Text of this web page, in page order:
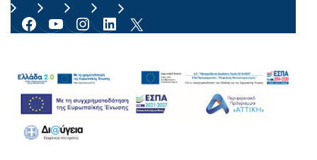
Facebook YouTube Instagram Linkedin